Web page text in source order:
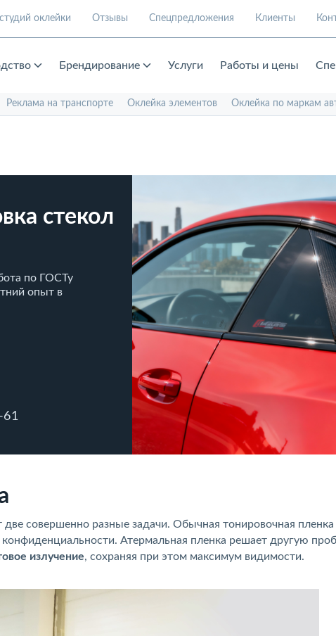
оклейки Отзывы Спецпредложения Клиенты
Брендирование Услуги Работы и цены
Реклама на транспорте Оклейка элементов Оклейка по маркам
стекол
по ГОСТу
опыт в
61
две совершенно разные задачи. Обычная тонировочная пленка
конфиденциальности. Атермальная пленка решает другую
излучение, сохраняя при этом максимум видимости.